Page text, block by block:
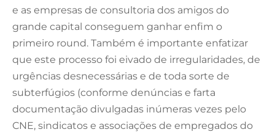
e as empresas de consultoria dos amigos do
grande capital conseguem ganhar enfim o
primeiro round. Também é importante enfatizar
que este processo foi eivado de irregularidades, de
urgências desnecessárias e de toda sorte de
subterfúgios (conforme denúncias e farta
documentação divulgadas inúmeras vezes pelo
CNE, sindicatos e associações de empregados do